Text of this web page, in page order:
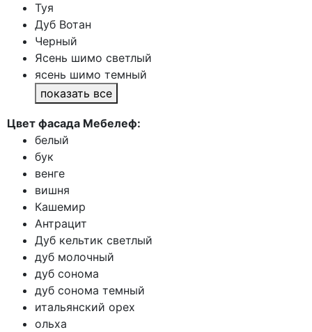
Туя
Дуб Вотан
Черный
Ясень шимо светлый
ясень шимо темный
показать все
Цвет фасада Мебелеф:
белый
бук
венге
вишня
Кашемир
Антрацит
Дуб кельтик светлый
дуб молочный
дуб сонома
дуб сонома темный
итальянский орех
ольха